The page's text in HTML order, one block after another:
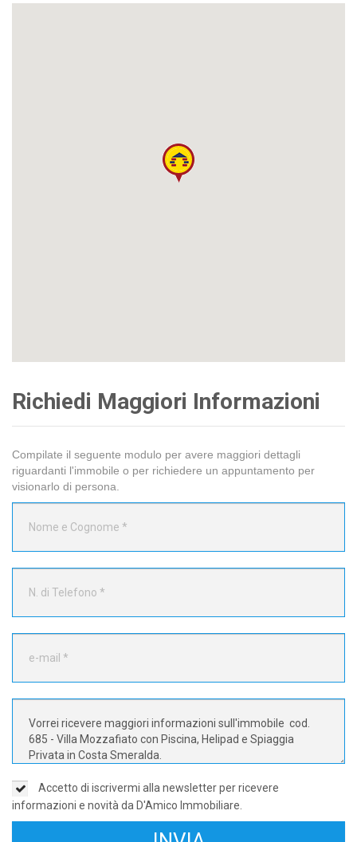
Richiedi Maggiori Informazioni
Compilate il seguente modulo per avere maggiori dettagli
riguardanti l'immobile o per richiedere un appuntamento per
visionarlo di persona.
Accetto di iscrivermi alla newsletter per ricevere
informazioni e novità da D'Amico Immobiliare.